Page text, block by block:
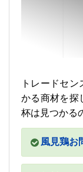
トレードセ
かる商材を探
杯は見つかる
風見鶏お